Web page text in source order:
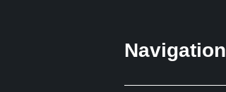
Navigation